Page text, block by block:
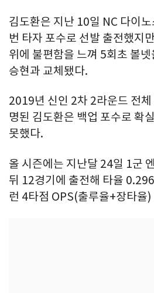
김도환은 지난 10일 NC 다이
번 타자 포수로 선발 출전했지
위에 불편함을 느껴 5회초 볼
승현과 교체됐다.
2019년 신인 2차 2라운드 전체
명된 김도환은 백업 포수로 확
못했다.
올 시즌에는 지난달 24일 1군
뒤 12경기에 출전해 타율
런 4타점 OPS(출루율+장타율